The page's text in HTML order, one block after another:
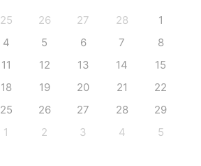
25 26 27 28
1
4 5 6 7
8
11 12 13 14
15
18 19 20 21
22
25 26 27 28
29
1 2 3 4 5